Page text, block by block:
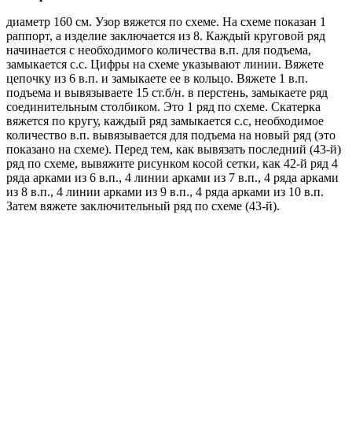
диаметр 160 см. Узор вяжется по схеме. На схеме показан 1
раппорт, а изделие заключается из 8. Каждый круговой ряд
начинается с необходимого количества в.п. для подъема,
замыкается с.с. Цифры на схеме указывают линии. Вяжете
цепочку из 6 в.п. и замыкаете ее в кольцо. Вяжете 1 в.п.
подъема и вывязываете 15 ст.б/н. в перстень, замыкаете ряд
соединительным столбиком. Это 1 ряд по схеме. Скатерка
вяжется по кругу, каждый ряд замыкается с.с, необходимое
количество в.п. вывязывается для подъема на новый ряд (это
показано на схеме). Перед тем, как вывязать последний (43-й)
ряд по схеме, вывяжите рисунком косой сетки, как 42-й ряд 4
ряда арками из 6 в.п., 4 линии арками из 7 в.п., 4 ряда арками
из 8 в.п., 4 линии арками из 9 в.п., 4 ряда арками из 10 в.п.
Затем вяжете заключительный ряд по схеме (43-й).